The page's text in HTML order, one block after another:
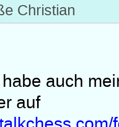
Christian
auch
auf